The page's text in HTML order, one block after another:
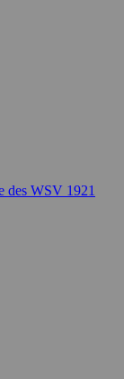
des WSV 1921